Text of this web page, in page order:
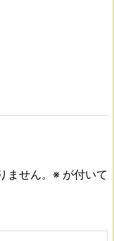
せん。 ※ が付いて